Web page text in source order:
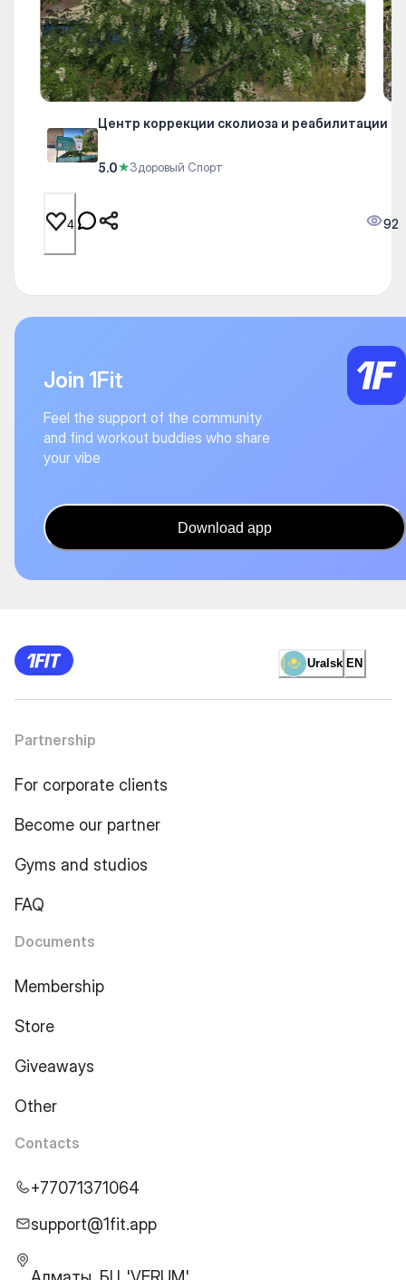
Центр коррекции сколиоза и реабилитации
5.0★Здоровый Спорт
4 92
Join 1Fit
Feel the support of the community
and find workout buddies who share
your vibe
Download app
Uralsk EN
Partnership
For corporate clients
Become our partner
Gyms and studios
FAQ
Documents
Membership
Store
Giveaways
Other
Contacts
+77071371064
support@1fit.app